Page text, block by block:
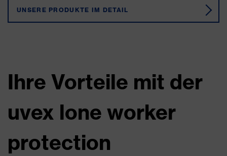
UNSERE PRODUKTE IM DETAIL
Ihre Vorteile mit der
uvex lone worker
protection